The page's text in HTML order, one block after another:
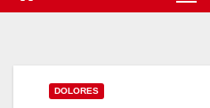
DOLORES